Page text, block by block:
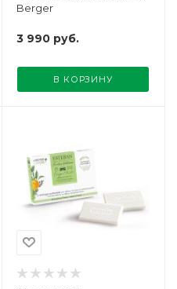
Berger
3 990 руб.
В КОРЗИНУ